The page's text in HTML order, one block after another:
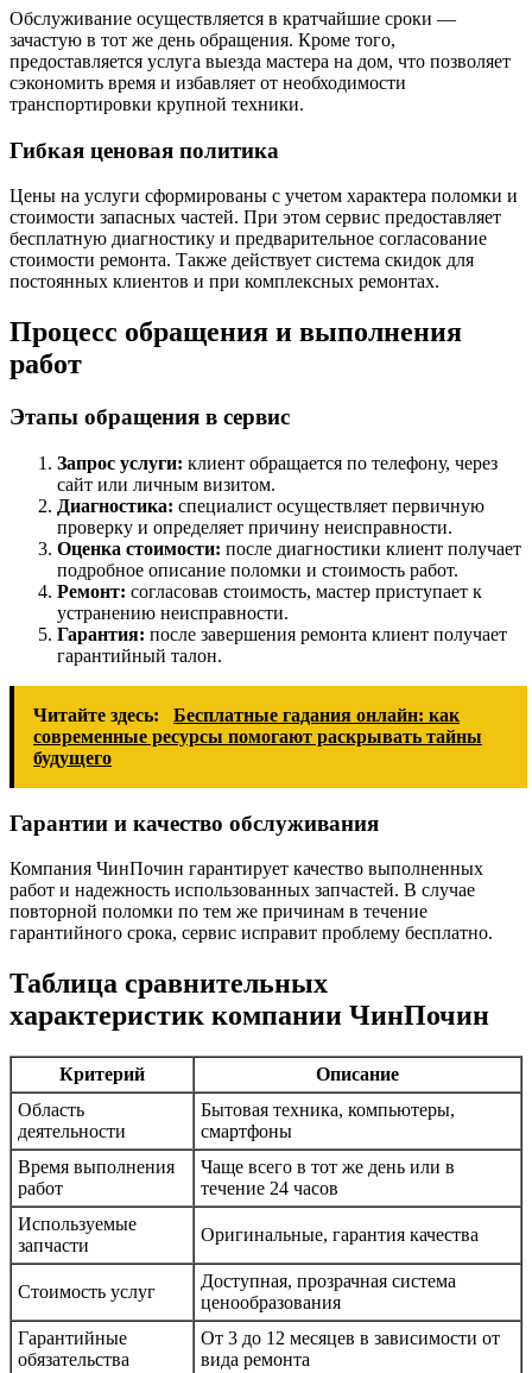
Обслуживание осуществляется в кратчайшие сроки —
зачастую в тот же день обращения. Кроме того,
предоставляется услуга выезда мастера на дом, что позволяет
сэкономить время и избавляет от необходимости
транспортировки крупной техники.
Гибкая ценовая политика
Цены на услуги сформированы с учетом характера поломки и
стоимости запасных частей. При этом сервис предоставляет
бесплатную диагностику и предварительное согласование
стоимости ремонта. Также действует система скидок для
постоянных клиентов и при комплексных ремонтах.
Процесс обращения и выполнения
работ
Этапы обращения в сервис
Запрос услуги: клиент обращается по телефону, через
сайт или личным визитом.
Диагностика: специалист осуществляет первичную
проверку и определяет причину неисправности.
Оценка стоимости: после диагностики клиент получает
подробное описание поломки и стоимость работ.
Ремонт: согласовав стоимость, мастер приступает к
устранению неисправности.
Гарантия: после завершения ремонта клиент получает
гарантийный талон.
Читайте здесь:
Бесплатные гадания онлайн: как
современные ресурсы помогают раскрывать тайны
будущего
Гарантии и качество обслуживания
Компания ЧинПочин гарантирует качество выполненных
работ и надежность использованных запчастей. В случае
повторной поломки по тем же причинам в течение
гарантийного срока, сервис исправит проблему бесплатно.
Таблица сравнительных
характеристик компании ЧинПочин
Критерий
Описание
Область
деятельности
Бытовая техника, компьютеры,
смартфоны
Время выполнения
работ
Чаще всего в тот же день или в
течение 24 часов
Используемые
запчасти
Оригинальные, гарантия качества
Стоимость услуг
Доступная, прозрачная система
ценообразования
Гарантийные
обязательства
От 3 до 12 месяцев в зависимости от
вида ремонта